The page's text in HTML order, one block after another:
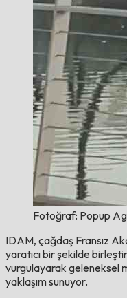
Fotoğraf: Popup
IDAM, çağdaş Fransız
yaratıcı bir şekilde
vurgulayarak geleneksel
yaklaşım sunuyor.